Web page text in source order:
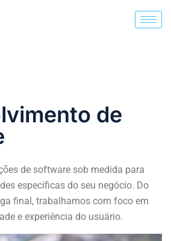
de
de software sob medida para
específicas do seu negócio. Do
final, trabalhamos com foco em
e experiência do usuário.